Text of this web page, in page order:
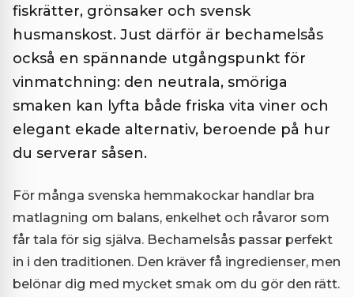
fiskrätter, grönsaker och svensk
husmanskost. Just därför är bechamelsås
också en spännande utgångspunkt för
vinmatchning: den neutrala, smöriga
smaken kan lyfta både friska vita viner och
elegant ekade alternativ, beroende på hur
du serverar såsen.
För många svenska hemmakockar handlar bra
matlagning om balans, enkelhet och råvaror som
får tala för sig själva. Bechamelsås passar perfekt
in i den traditionen. Den kräver få ingredienser, men
belönar dig med mycket smak om du gör den rätt.